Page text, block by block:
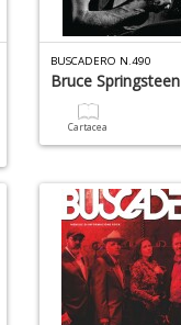
BUSCADERO N.490
Bruce Springsteen
Cartacea